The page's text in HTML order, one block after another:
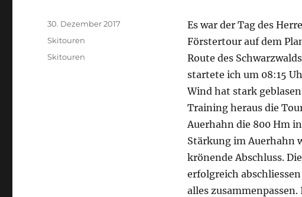
Es war der Tag des
Förstertour auf dem
Route des
startete ich um 08:15
Wind hat stark
Training heraus die
Auerhahn die 800 Hm
Stärkung im Auerhahn
krönende Abschluss.
erfolgreich
alles
Veröffentlicht
am
30. Dezember 2017
Kategorien
Skitouren
Schlagwörter
Skitouren